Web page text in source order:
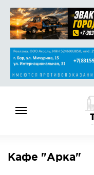
НОВОСТИ
Кафе "Арка"